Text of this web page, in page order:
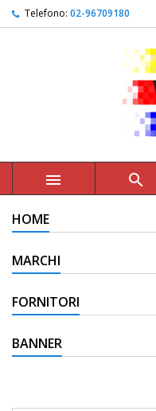
Telefono: 02-96709180
 
HOME
MARCHI
FORNITORI
BANNER